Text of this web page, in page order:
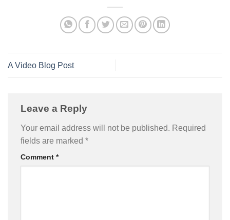
A Video Blog Post
Leave a Reply
Your email address will not be published. Required
fields are marked *
Comment *